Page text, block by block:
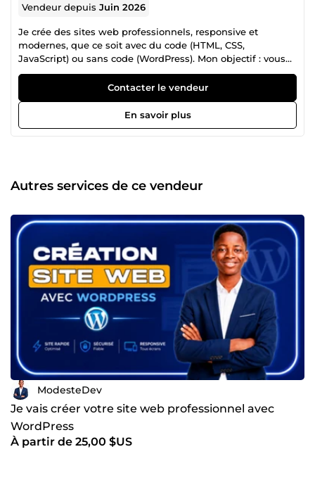
Vendeur depuisJuin 2026
Je crée des sites web professionnels, responsive et
modernes, que ce soit avec du code (HTML, CSS,
JavaScript) ou sans code (WordPress). Mon objectif : vous
livrer un site qui attire vos clients et reflète votre image,
dans les délais convenus. ✅ Sites vitrine &amp; landing
pages ✅ Intégration &amp; modifications de sites existants
Contactez-moi, on discute de votre projet !
Contacter le vendeur
En savoir plus
Autres services de ce vendeur
ModesteDev
Je vais créer votre site web professionnel avec
WordPress
À partir de 25,00 $US